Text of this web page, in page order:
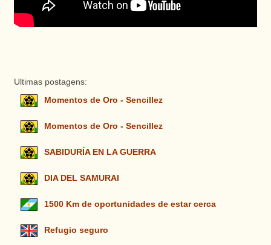
Ultimas postagens:
Momentos de Oro - Sencillez
Momentos de Oro - Sencillez
SABIDURÍA EN LA GUERRA
DIA DEL SAMURAI
1500 Km de oportunidades de estar cerca
Refugio seguro